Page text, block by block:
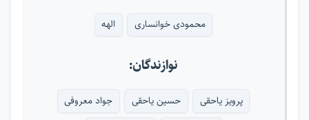
محمودی خوانساری الهه
نوازندگان:
پرویز یاحقی حسین یاحقی
جواد معروفی